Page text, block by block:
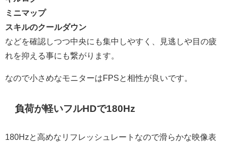
ミニマップ
スキルのクールダウン
などを確認しつつ中央にも集中しやすく、見逃しや目の疲
れを抑える事にも繋がります。
なので小さめなモニターはFPSと相性が良いです。
負荷が軽いフルHDで180Hz
180Hzと高めなリフレッシュレートなので滑らかな映像表